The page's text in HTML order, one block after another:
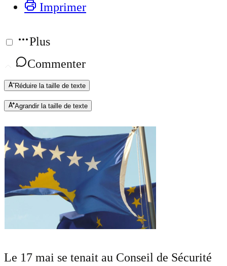
Imprimer
Plus
Commenter
Réduire la taille de texte
Agrandir la taille de texte
Le 17 mai se tenait au Conseil de Sécurité